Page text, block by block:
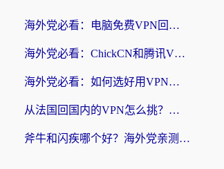
海外党必看：电脑免费VPN回国真的靠谱吗？附实测对比与最优方案指南
海外党必看：ChickCN和腾讯VPN好用吗？3招选对回国加速器，告别地区限制
海外党必看：如何选好用VPN实现国内资源无缝访问？从越南到全球都适用
从法国回国内的VPN怎么挑？海外党亲测：稳定、多端、安全才是关键
斧牛和闪疾哪个好？海外党亲测3款回国加速器，教你选到不踩坑的那一款